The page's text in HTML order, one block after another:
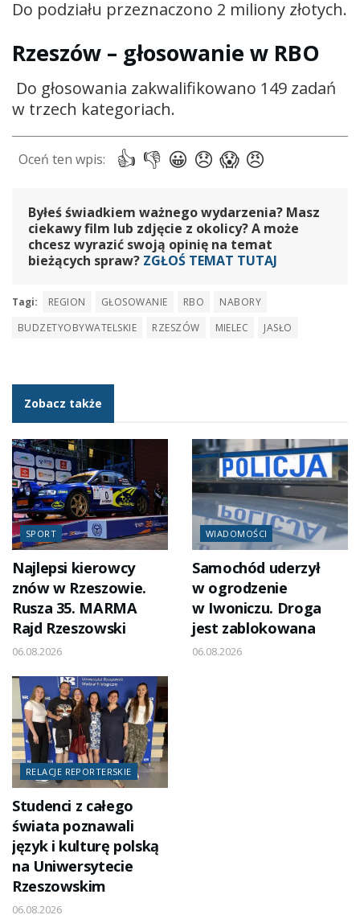
Do podziału przeznaczono 2 miliony złotych.
Rzeszów – głosowanie w RBO
Do głosowania zakwalifikowano 149 zadań
w trzech kategoriach.
Byłeś świadkiem ważnego wydarzenia? Masz
ciekawy film lub zdjęcie z okolicy? A może
chcesz wyrazić swoją opinię na temat
bieżących spraw? ZGŁOŚ TEMAT TUTAJ
Tagi: REGION GŁOSOWANIE RBO
NABORY
BUDZETYOBYWATELSKIE
RZESZÓW MIELEC JASŁO
Zobacz także
SPORT
Najlepsi kierowcy
znów w Rzeszowie.
Rusza 35. MARMA
Rajd Rzeszowski
06.08.2026
WIADOMOŚCI
Samochód uderzył
w ogrodzenie
w Iwoniczu. Droga
jest zablokowana
06.08.2026
RELACJE REPORTERSKIE
Studenci z całego
świata poznawali
język i kulturę polską
na Uniwersytecie
Rzeszowskim
06.08.2026